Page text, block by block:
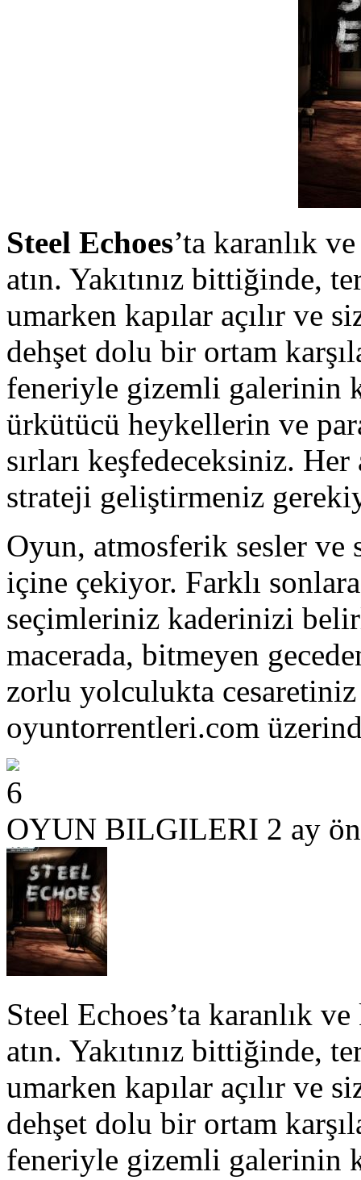
Steel Echoes’ta karanlık
atın. Yakıtınız bittiğinde,
umarken kapılar açılır ve
dehşet dolu bir ortam
feneriyle gizemli galerinin
ürkütücü heykellerin ve
sırları keşfedeceksiniz.
strateji geliştirmeniz
Oyun, atmosferik sesler
içine çekiyor. Farklı
seçimleriniz kaderinizi
macerada, bitmeyen
zorlu yolculukta cesaretiniz
oyuntorrentleri.com
6
OYUN BILGILERI 2 ay
Steel Echoes’ta karanlık
atın. Yakıtınız bittiğinde,
umarken kapılar açılır ve
dehşet dolu bir ortam
feneriyle gizemli galerinin